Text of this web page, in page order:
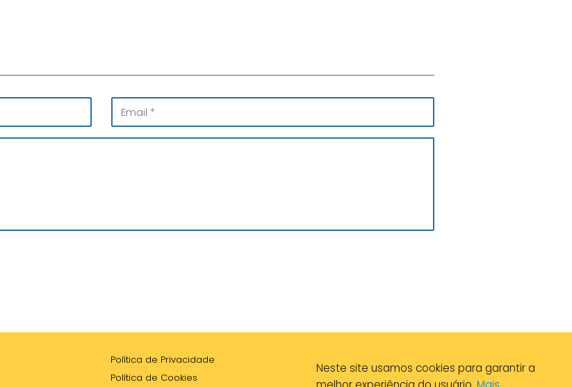
Neste site usamos cookies para garantir a